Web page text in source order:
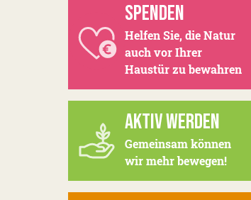
SPENDEN
Helfen Sie, die Natur
auch vor Ihrer
Haustür zu bewahren
AKTIV WERDEN
Gemeinsam können
wir mehr bewegen!